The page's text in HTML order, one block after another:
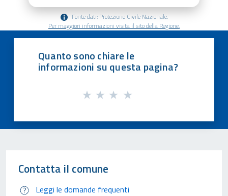
Fonte dati: Protezione Civile Nazionale.
Per maggiori informazioni visita il sito della Regione.
Quanto sono chiare le
informazioni su questa pagina?
Contatta il comune
Leggi le domande frequenti